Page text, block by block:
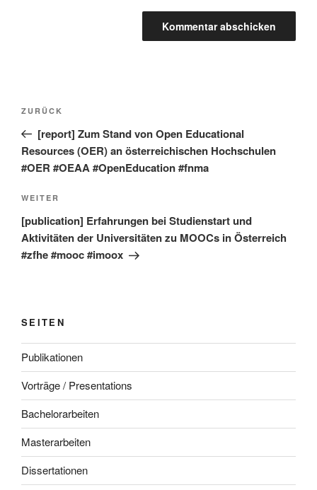
Beitragsnavigation
Vorheriger
Beitrag
ZURÜCK
[report] Zum Stand von Open Educational
Resources (OER) an österreichischen Hochschulen
#OER #OEAA #OpenEducation #fnma
Nächster
Beitrag
WEITER
[publication] Erfahrungen bei Studienstart und
Aktivitäten der Universitäten zu MOOCs in Österreich
#zfhe #mooc #imoox
SEITEN
Publikationen
Vorträge / Presentations
Bachelorarbeiten
Masterarbeiten
Dissertationen